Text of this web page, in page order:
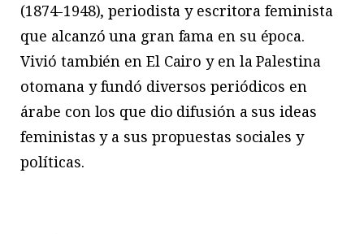
(1874-1948), periodista y escritora feminista
que alcanzó una gran fama en su época.
Vivió también en El Cairo y en la Palestina
otomana y fundó diversos periódicos en
árabe con los que dio difusión a sus ideas
feministas y a sus propuestas sociales y
políticas.